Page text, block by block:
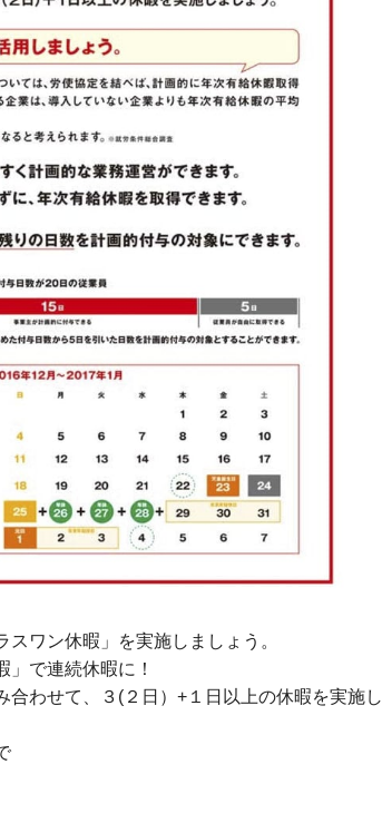
ワン休暇」を実施しましょう。
で連続休暇に！
わせて、３(２日）+１日以上の休暇を実施し